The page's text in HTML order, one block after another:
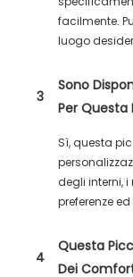
facilmente.
luogo
3
Sono
Per Questa
Sì, questa
degli interni,
preferenze
4
Questa
Dei